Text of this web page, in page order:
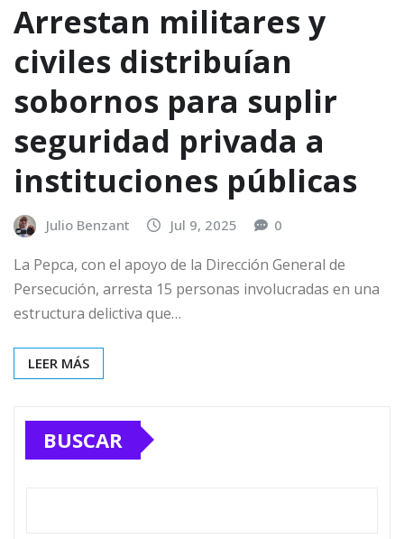
Arrestan militares y
civiles distribuían
sobornos para suplir
seguridad privada a
instituciones públicas
Julio Benzant Jul 9, 2025 0
La Pepca, con el apoyo de la Dirección General de
Persecución, arresta 15 personas involucradas en una
estructura delictiva que…
LEER MÁS
BUSCAR